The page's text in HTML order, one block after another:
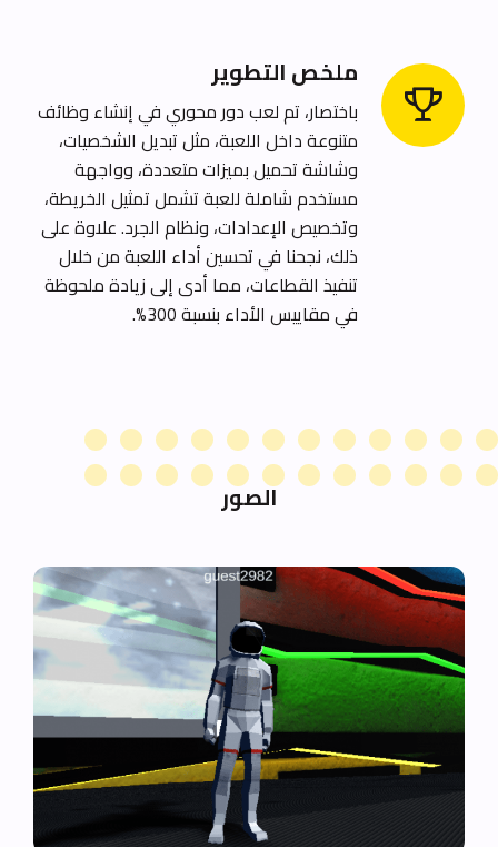
ملخص التطوير
باختصار، تم لعب دور محوري في إنشاء وظائف
متنوعة داخل اللعبة، مثل تبديل الشخصيات،
وشاشة تحميل بميزات متعددة، وواجهة
مستخدم شاملة للعبة تشمل تمثيل الخريطة،
وتخصيص الإعدادات، ونظام الجرد.علاوة على
ذلك، نجحنا في تحسين أداء اللعبة من خلال
تنفيذ القطاعات، مما أدى إلى زيادة ملحوظة
في مقاييس الأداء بنسبة 300%.
الصور